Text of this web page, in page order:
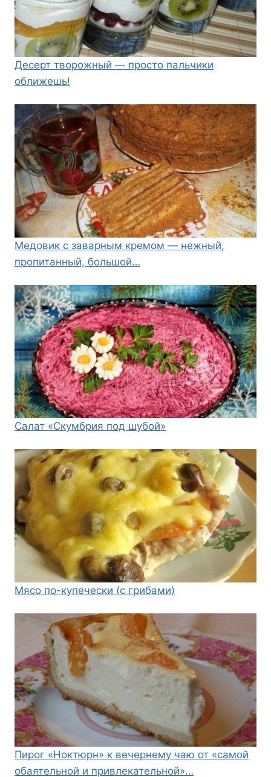
Десерт творожный — просто пальчики
оближешь!
Медовик с заварным кремом — нежный,
пропитанный, большой…
Салат «Скумбрия под шубой»
Мясо по-купечески (с грибами)
Пирог «Ноктюрн» к вечернему чаю от «самой
обаятельной и привлекательной»…